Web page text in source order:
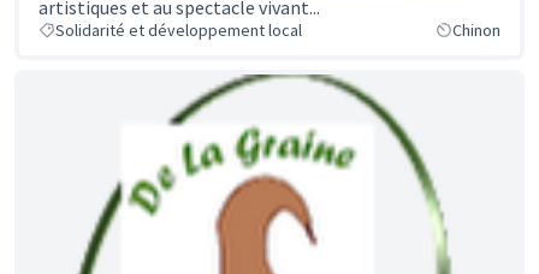
artistiques et au spectacle vivant...
Solidarité et développement local Chinon